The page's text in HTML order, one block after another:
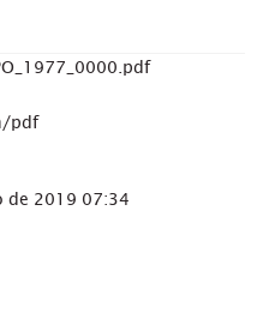
pdf
de 2019 07:34